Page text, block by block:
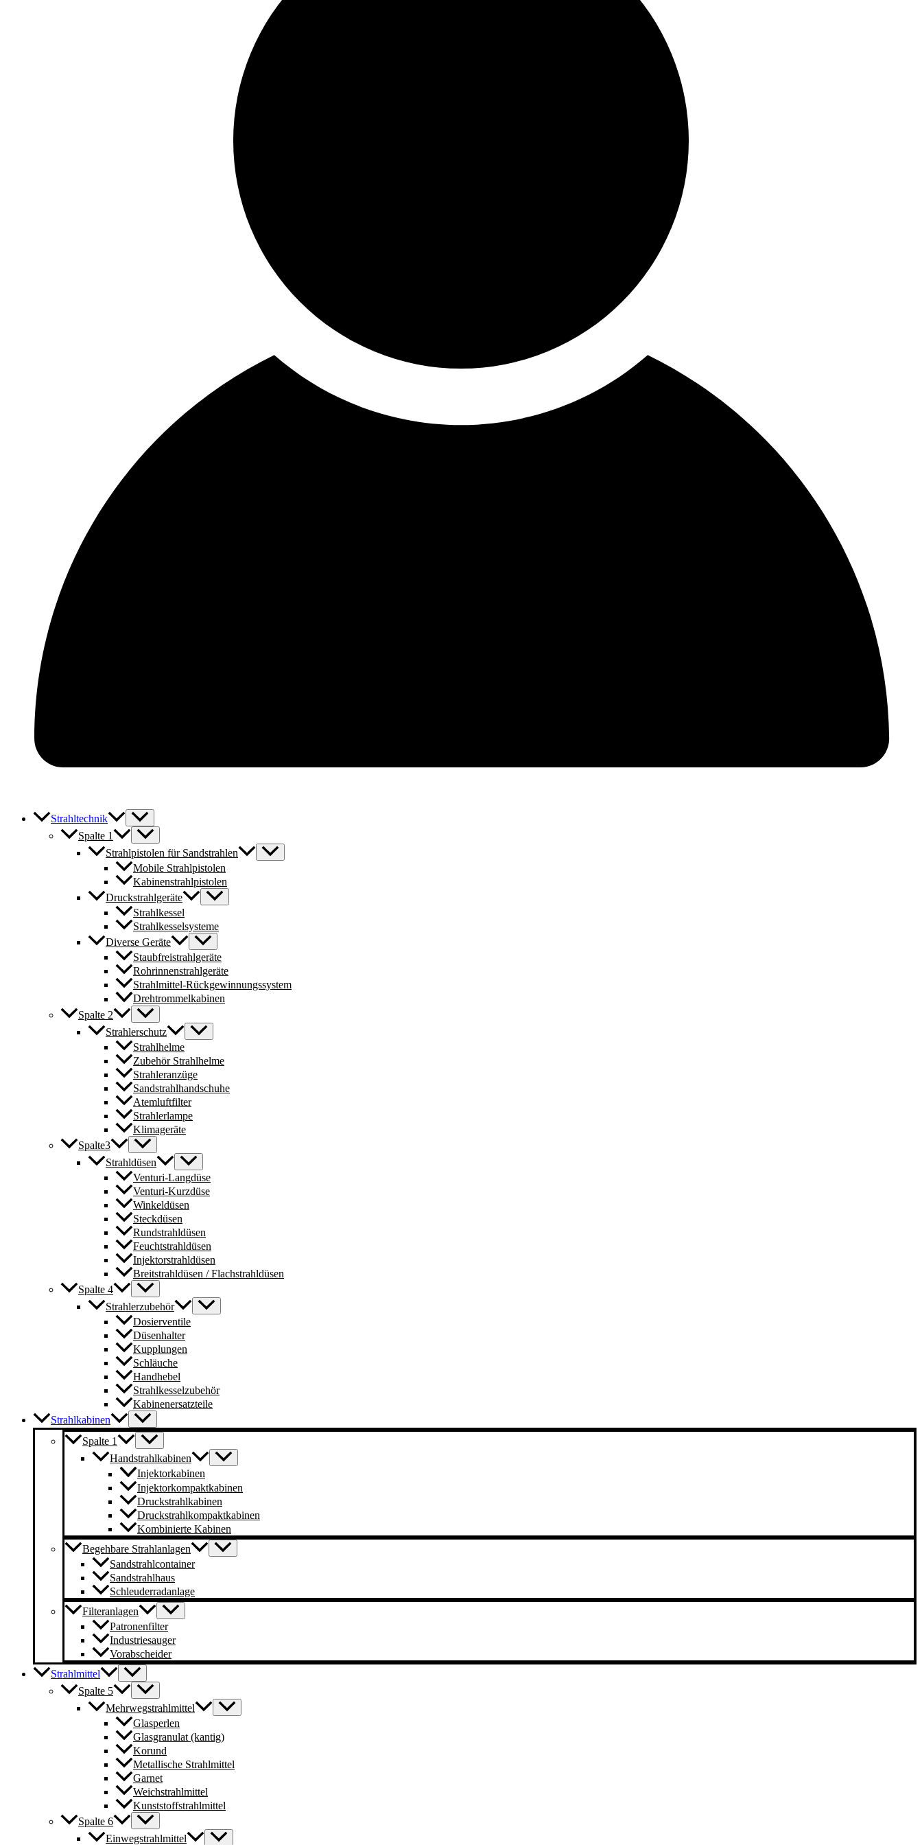
Strahltechnik
Spalte 1
Strahlpistolen für Sandstrahlen
Mobile Strahlpistolen
Kabinenstrahlpistolen
Druckstrahlgeräte
Strahlkessel
Strahlkesselsysteme
Diverse Geräte
Staubfreistrahlgeräte
Rohrinnenstrahlgeräte
Strahlmittel-Rückgewinnungssystem
Drehtrommelkabinen
Spalte 2
Strahlerschutz
Strahlhelme
Zubehör Strahlhelme
Strahleranzüge
Sandstrahlhandschuhe
Atemluftfilter
Strahlerlampe
Klimageräte
Spalte3
Strahldüsen
Venturi-Langdüse
Venturi-Kurzdüse
Winkeldüsen
Steckdüsen
Rundstrahldüsen
Feuchtstrahldüsen
Injektorstrahldüsen
Breitstrahldüsen / Flachstrahldüsen
Spalte 4
Strahlerzubehör
Dosierventile
Düsenhalter
Kupplungen
Schläuche
Handhebel
Strahlkesselzubehör
Kabinenersatzteile
Strahlkabinen
Spalte 1
Handstrahlkabinen
Injektorkabinen
Injektorkompaktkabinen
Druckstrahlkabinen
Druckstrahlkompaktkabinen
Kombinierte Kabinen
Begehbare Strahlanlagen
Sandstrahlcontainer
Sandstrahlhaus
Schleuderradanlage
Filteranlagen
Patronenfilter
Industriesauger
Vorabscheider
Strahlmittel
Spalte 5
Mehrwegstrahlmittel
Glasperlen
Glasgranulat (kantig)
Korund
Metallische Strahlmittel
Garnet
Weichstrahlmittel
Kunststoffstrahlmittel
Spalte 6
Einwegstrahlmittel